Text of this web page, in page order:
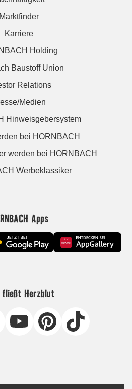
Marktfinder
Karriere
Holding
Baustoff Union
Relations
Medien
Hinweisgebersystem
bei HORNBACH
werden bei HORNBACH
Werbeklassiker
Apps
Herzblut